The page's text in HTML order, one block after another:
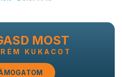
MOST
KUKACOT